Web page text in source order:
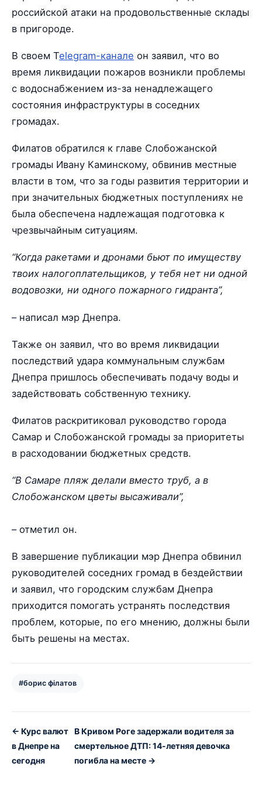
российской атаки на продовольственные склады
в пригороде.
В своем Telegram-канале он заявил, что во
время ликвидации пожаров возникли проблемы
с водоснабжением из-за ненадлежащего
состояния инфраструктуры в соседних
громадах.
Филатов обратился к главе Слобожанской
громады Ивану Каминскому, обвинив местные
власти в том, что за годы развития территории и
при значительных бюджетных поступлениях не
была обеспечена надлежащая подготовка к
чрезвычайным ситуациям.
“Когда ракетами и дронами бьют по имуществу
твоих налогоплательщиков, у тебя нет ни одной
водовозки, ни одного пожарного гидранта”,
– написал мэр Днепра.
Также он заявил, что во время ликвидации
последствий удара коммунальным службам
Днепра пришлось обеспечивать подачу воды и
задействовать собственную технику.
Филатов раскритиковал руководство города
Самар и Слобожанской громады за приоритеты
в расходовании бюджетных средств.
“В Самаре пляж делали вместо труб, а в
Слобожанском цветы высаживали”,
– отметил он.
В завершение публикации мэр Днепра обвинил
руководителей соседних громад в бездействии
и заявил, что городским службам Днепра
приходится помогать устранять последствия
проблем, которые, по его мнению, должны были
быть решены на местах.
#борис філатов
← Курс валют
в Днепре на
сегодня
В Кривом Роге задержали водителя за
смертельное ДТП: 14-летняя девочка
погибла на месте →